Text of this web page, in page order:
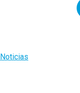
Noticias